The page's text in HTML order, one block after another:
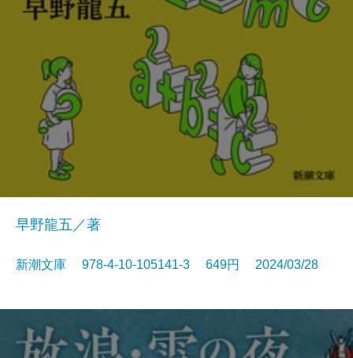
早野龍五／著
新潮文庫 978-4-10-105141-3 649円 2024/03/28